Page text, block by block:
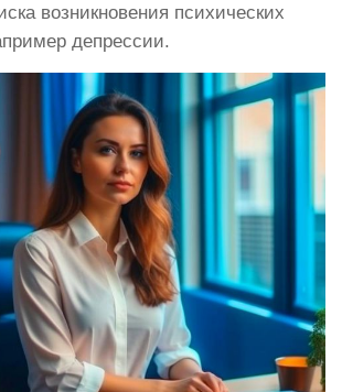
возникновения психических
депрессии.